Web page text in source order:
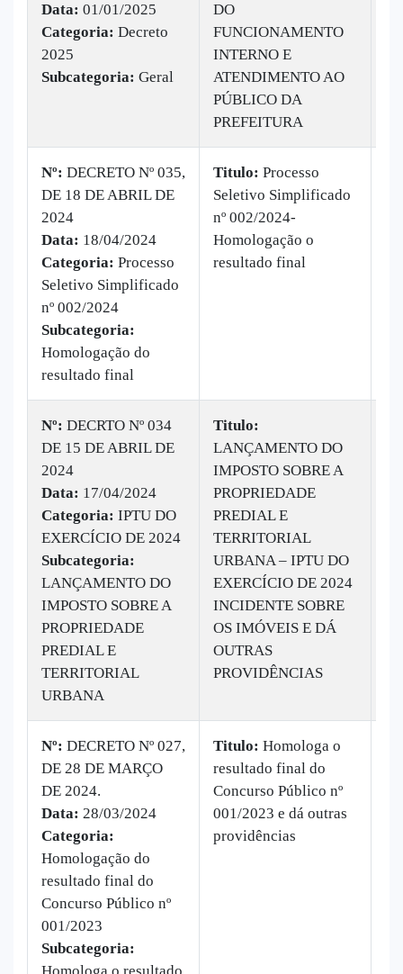
Data: 01/01/2025
Categoria: Decreto
2025
Subcategoria: Geral
DO
FUNCIONAMENTO
INTERNO E
ATENDIMENTO AO
PÚBLICO DA
PREFEITURA
Nº: DECRETO Nº 035,
DE 18 DE ABRIL DE
2024
Data: 18/04/2024
Categoria: Processo
Seletivo Simplificado
nº 002/2024
Subcategoria:
Homologação do
resultado final
Titulo: Processo
Seletivo Simplificado
nº 002/2024-
Homologação o
resultado final
Nº: DECRTO Nº 034
DE 15 DE ABRIL DE
2024
Data: 17/04/2024
Categoria: IPTU DO
EXERCÍCIO DE 2024
Subcategoria:
LANÇAMENTO DO
IMPOSTO SOBRE A
PROPRIEDADE
PREDIAL E
TERRITORIAL
URBANA
Titulo:
LANÇAMENTO DO
IMPOSTO SOBRE A
PROPRIEDADE
PREDIAL E
TERRITORIAL
URBANA – IPTU DO
EXERCÍCIO DE 2024
INCIDENTE SOBRE
OS IMÓVEIS E DÁ
OUTRAS
PROVIDÊNCIAS
Nº: DECRETO Nº 027,
DE 28 DE MARÇO
DE 2024.
Data: 28/03/2024
Categoria:
Homologação do
resultado final do
Concurso Público nº
001/2023
Subcategoria:
Titulo: Homologa o
resultado final do
Concurso Público nº
001/2023 e dá outras
providências